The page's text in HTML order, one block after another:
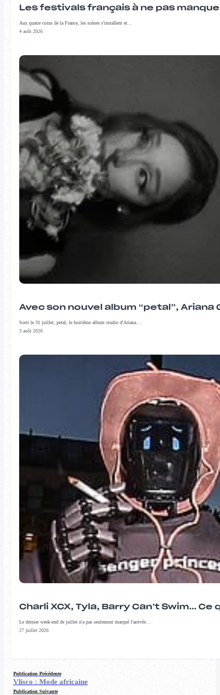
Les festivals français à ne pas
Aux quatre coins de la France, les scènes s'installent et…
4 août 2026
Avec son nouvel album “petal”,
Sorti le 31 juillet, petal, le huitième album studio d'Ariana…
3 août 2026
Charli XCX, Tyla, Barry Can’t Swim…
Le dernier week-end de juillet n'a pas seulement marqué l'arrivée…
27 juillet 2026
Publication Précédente
Vlisco : Mode africaine
Publication Suivante